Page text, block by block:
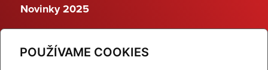
POUŽÍVAME COOKIES
Novinky 2025
Dynamické termostatické ventily